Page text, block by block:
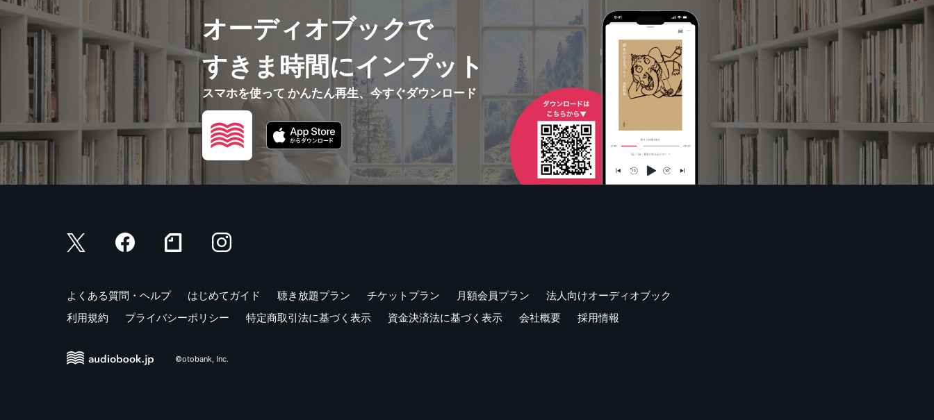
オーディオブックで
すきま時間にインプット
スマホを使って かんたん再生、今すぐダウンロード
よくある質問・ヘルプ はじめてガイド 聴き放題プラン チケットプラン 月額会員プラン
法人向けオーディオブック
利用規約
プライバシーポリシー 特定商取引法に基づく表示 資金決済法に基づく表示 会社概要 採用情報
©otobank, Inc.